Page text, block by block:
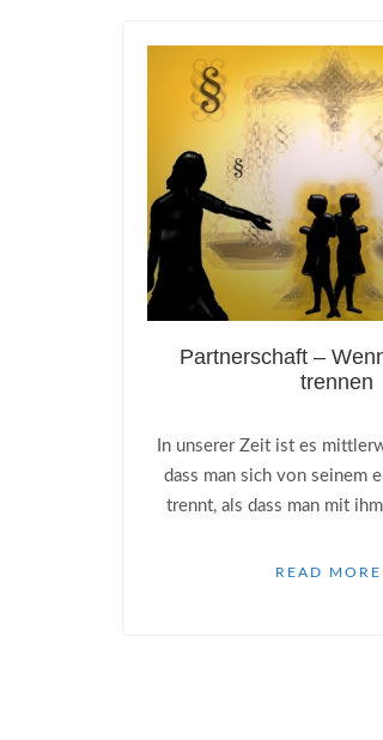
Partnerschaft –
trennen
In unserer Zeit ist es
dass man sich von seinem
trennt, als dass man mit
READ